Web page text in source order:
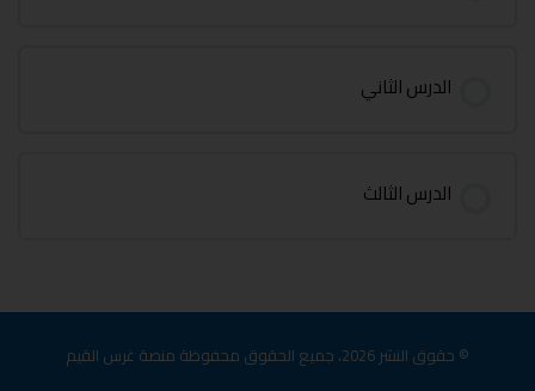
الدرس الثاني
الدرس الثالث
© حقوق النشر 2026، جميع الحقوق محفوظة منصة غرس القيم